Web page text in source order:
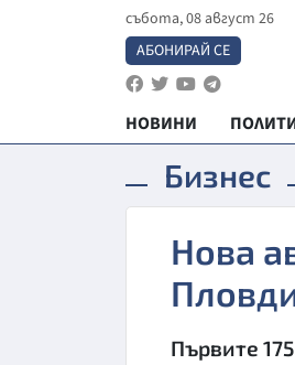
събота, 08 август 26
АБОНИРАЙ СЕ
НОВИНИ
Бизнес
Нова
Първите